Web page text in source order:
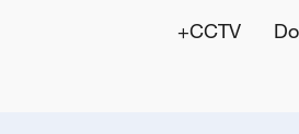
CCTV+